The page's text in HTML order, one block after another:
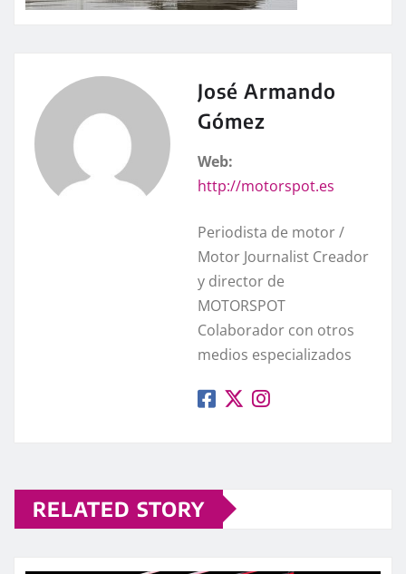
José Armando
Gómez
Web:
http://motorspot.es
Periodista de motor /
Motor Journalist Creador
y director de
MOTORSPOT
Colaborador con otros
medios especializados
RELATED STORY